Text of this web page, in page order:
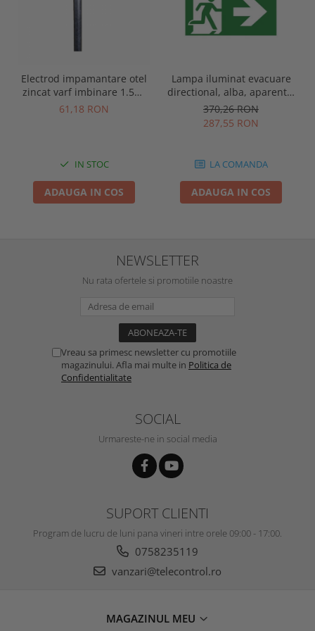
Electrod impamantare otel
zincat varf imbinare 1.5m,
se vand pachet de 10 bucati
61,18 RON
IN STOC
ADAUGA IN COS
Lampa iluminat evacuare
directional, alba, aparenta,
3 ore, 3W, mentinut, test
automat, IP20, Intelight
90385
370,26 RON
287,55 RON
LA COMANDA
ADAUGA IN COS
NEWSLETTER
Nu rata ofertele si promotiile noastre
Vreau sa primesc newsletter cu promotiile
magazinului. Afla mai multe in Politica de
Confidentialitate
SOCIAL
Urmareste-ne in social media
SUPORT CLIENTI
Program de lucru de luni pana vineri intre orele 09:00 - 17:00.
0758235119
vanzari@telecontrol.ro
MAGAZINUL MEU